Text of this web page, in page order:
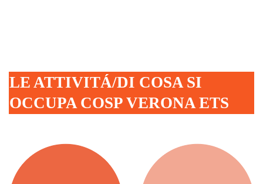
LE ATTIVITÁ/DI COSA SI
OCCUPA COSP VERONA ETS